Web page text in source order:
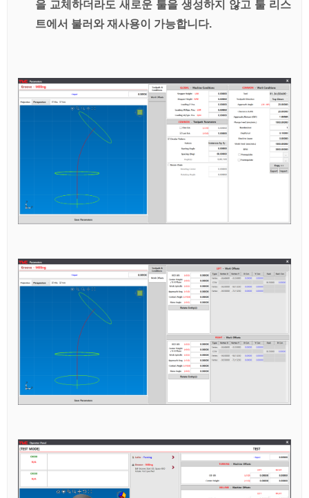
을 교체하더라도 새로운 툴을 생성하지 않고 툴 리스
트에서 불러와 재사용이 가능합니다.